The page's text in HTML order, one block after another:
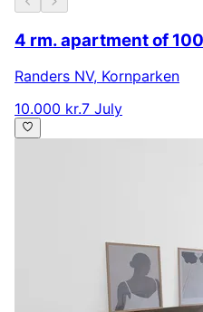
4 rm. apartment of
Randers NV, Kornparken
10.000 kr.7 July